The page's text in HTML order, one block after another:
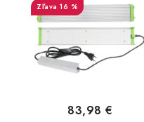
16 %
83,98 €